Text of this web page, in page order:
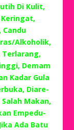
Di Kulit,
Keringat,
Candu
Alkoholik,
Terlarang,
Demam
Kadar Gula
Diare-
Makan,
Empedu-
Ada Batu